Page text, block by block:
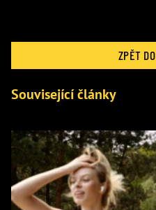
ZPĚT
Související články